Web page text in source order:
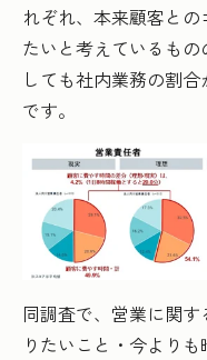
れぞれ、本来顧客と
たいと考えているも
しても社内業務の割
です。
同調査で、営業に関
りたいこと・今より